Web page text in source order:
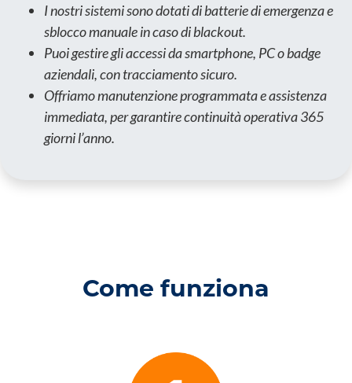
I nostri sistemi sono dotati di batterie di emergenza e
sblocco manuale in caso di blackout.
Puoi gestire gli accessi da smartphone, PC o badge
aziendali, con tracciamento sicuro.
Offriamo manutenzione programmata e assistenza
immediata, per garantire continuità operativa 365
giorni l’anno.
Come funziona